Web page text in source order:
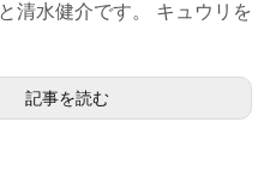
清水健介です。 キュウリを
記事を読む